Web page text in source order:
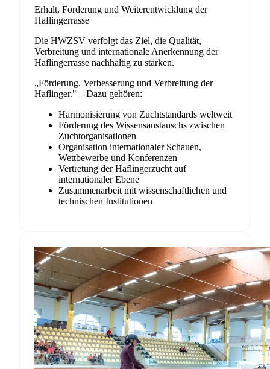
Erhalt, Förderung und Weiterentwicklung der
Haflingerrasse
Die HWZSV verfolgt das Ziel, die Qualität,
Verbreitung und internationale Anerkennung der
Haflingerrasse nachhaltig zu stärken.
„Förderung, Verbesserung und Verbreitung der
Haflinger." – Dazu gehören:
Harmonisierung von Zuchtstandards weltweit
Förderung des Wissensaustauschs zwischen
Zuchtorganisationen
Organisation internationaler Schauen,
Wettbewerbe und Konferenzen
Vertretung der Haflingerzucht auf
internationaler Ebene
Zusammenarbeit mit wissenschaftlichen und
technischen Institutionen